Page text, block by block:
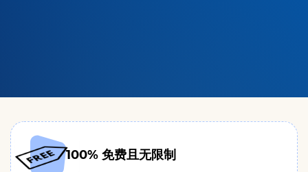
100% 免费且无限制